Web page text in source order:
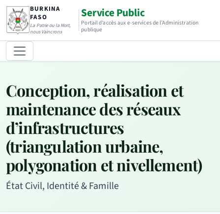
BURKINA
FASO
La Patrie ou la Mort,
nous Vaincrons
Service Public
Portail d’accès aux e-services de l’Administration
publique
Conception, réalisation et
maintenance des réseaux
d’infrastructures
(triangulation urbaine,
polygonation et nivellement)
État Civil, Identité & Famille